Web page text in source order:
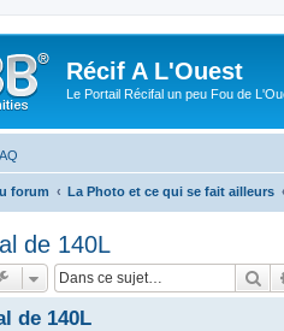
Récif A L'Ouest
Le Portail Récifal un peu Fou de
forum La Photo et ce qui se fait ailleurs
de 140L
de 140L